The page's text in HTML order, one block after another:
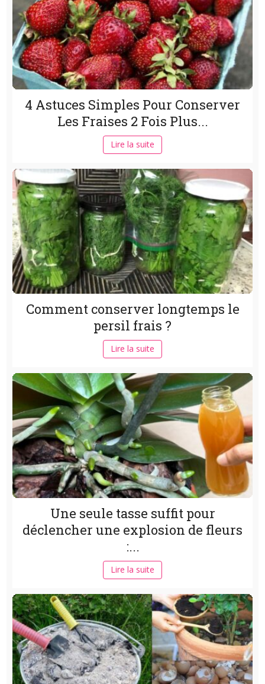
4 Astuces Simples Pour Conserver
Les Fraises 2 Fois Plus...
Lire la suite
Comment conserver longtemps le
persil frais ?
Lire la suite
Une seule tasse suffit pour
déclencher une explosion de fleurs
:...
Lire la suite